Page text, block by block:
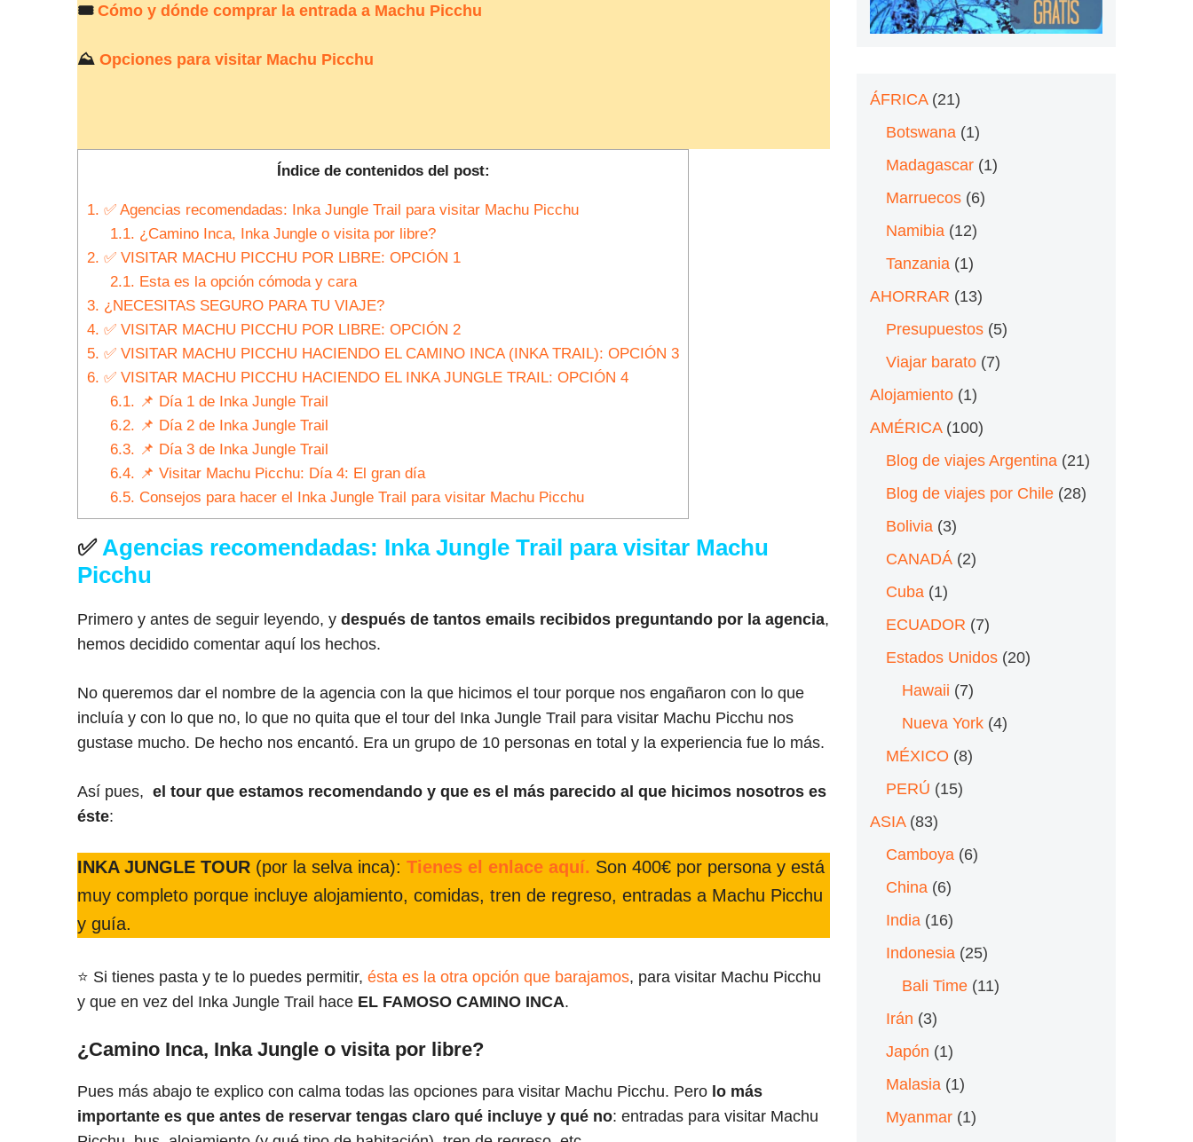
🎟 Cómo y dónde comprar la entrada a Machu Picchu
⛰ Opciones para visitar Machu Picchu
Índice de contenidos del post:
1. ✅ Agencias recomendadas: Inka Jungle Trail para visitar Machu Picchu
1.1. ¿Camino Inca, Inka Jungle o visita por libre?
2. ✅ VISITAR MACHU PICCHU POR LIBRE: OPCIÓN 1
2.1. Esta es la opción cómoda y cara
3. ¿NECESITAS SEGURO PARA TU VIAJE?
4. ✅ VISITAR MACHU PICCHU POR LIBRE: OPCIÓN 2
5. ✅ VISITAR MACHU PICCHU HACIENDO EL CAMINO INCA (INKA TRAIL): OPCIÓN 3
6. ✅ VISITAR MACHU PICCHU HACIENDO EL INKA JUNGLE TRAIL: OPCIÓN 4
6.1. 📌 Día 1 de Inka Jungle Trail
6.2. 📌 Día 2 de Inka Jungle Trail
6.3. 📌 Día 3 de Inka Jungle Trail
6.4. 📌 Visitar Machu Picchu: Día 4: El gran día
6.5. Consejos para hacer el Inka Jungle Trail para visitar Machu Picchu
✅Agencias recomendadas: Inka Jungle Trail para visitar Machu
Picchu
Primero y antes de seguir leyendo, y después de tantos emails recibidos preguntando por la agencia,
hemos decidido comentar aquí los hechos.
No queremos dar el nombre de la agencia con la que hicimos el tour porque nos engañaron con lo que
incluía y con lo que no, lo que no quita que el tour del Inka Jungle Trail para visitar Machu Picchu nos
gustase mucho. De hecho nos encantó. Era un grupo de 10 personas en total y la experiencia fue lo más.
Así pues, el tour que estamos recomendando y que es el más parecido al que hicimos nosotros es
éste:
INKA JUNGLE TOUR (por la selva inca): Tienes el enlace aquí. Son 400€ por persona y está
muy completo porque incluye alojamiento, comidas, tren de regreso, entradas a Machu Picchu
y guía.
⭐ Si tienes pasta y te lo puedes permitir, ésta es la otra opción que barajamos, para visitar Machu Picchu
y que en vez del Inka Jungle Trail hace EL FAMOSO CAMINO INCA.
¿Camino Inca, Inka Jungle o visita por libre?
Pues más abajo te explico con calma todas las opciones para visitar Machu Picchu. Pero lo más
importante es que antes de reservar tengas claro qué incluye y qué no: entradas para visitar Machu
ÁFRICA(21)
Botswana(1)
Madagascar(1)
Marruecos(6)
Namibia(12)
Tanzania(1)
AHORRAR (13)
Presupuestos(5)
Viajar barato(7)
Alojamiento(1)
AMÉRICA(100)
Blog de viajes Argentina(21)
Blog de viajes por Chile(28)
Bolivia(3)
CANADÁ(2)
Cuba(1)
ECUADOR (7)
Estados Unidos(20)
Hawaii (7)
Nueva York(4)
MÉXICO (8)
PERÚ (15)
ASIA(83)
Camboya(6)
China(6)
India(16)
Indonesia(25)
Bali Time(11)
Irán (3)
Japón (1)
Malasia(1)
Myanmar(1)